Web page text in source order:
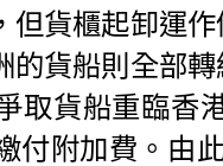
但貨櫃起卸運
的貨船則全部
取貨船重臨香
付附加費。由